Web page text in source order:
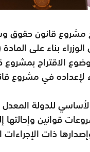
مشروع قانون
الاقتراح بمشروع
(٣٦) من النظام الأساسي
قوانين